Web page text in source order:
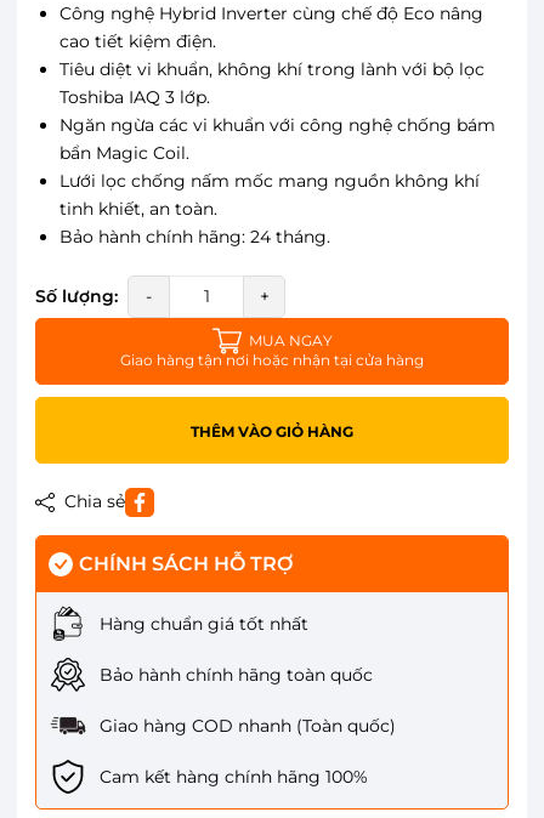
Công nghệ Hybrid Inverter cùng chế độ Eco nâng
cao tiết kiệm điện.
Tiêu diệt vi khuẩn, không khí trong lành với bộ lọc
Toshiba IAQ 3 lớp.
Ngăn ngừa các vi khuẩn với công nghệ chống bám
bẩn Magic Coil.
Lưới lọc chống nấm mốc mang nguồn không khí
tinh khiết, an toàn.
Bảo hành chính hãng: 24 tháng.
Số lượng: - +
MUA NGAY
Giao hàng tận nơi hoặc nhận tại cửa hàng
THÊM VÀO GIỎ HÀNG
Chia sẻ
CHÍNH SÁCH HỖ TRỢ
Hàng chuẩn giá tốt nhất
Bảo hành chính hãng toàn quốc
Giao hàng COD nhanh (Toàn quốc)
Cam kết hàng chính hãng 100%